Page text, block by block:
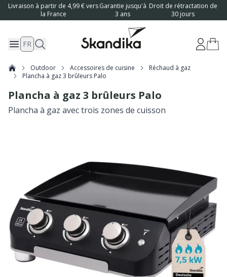
Livraison à partir de 4,99 € vers
la France
Garantie jusqu'à
3 ans
Droit de rétractation de
30 jours
FR
Outdoor Accessoires de cuisine
Réchaud à gaz
Plancha à gaz 3 brûleurs Palo
Plancha à gaz 3 brûleurs Palo
Plancha à gaz avec trois zones de cuisson